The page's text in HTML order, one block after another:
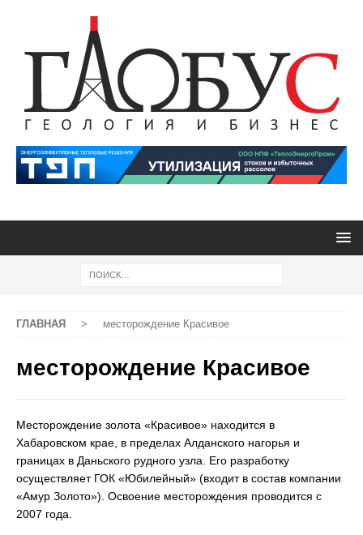
ГЛАВНАЯ > месторождение Красивое
месторождение Красивое
Месторождение золота «Красивое» находится в
Хабаровском крае, в пределах Алданского нагорья и
границах в Даньского рудного узла. Его разработку
осуществляет ГОК «Юбилейный» (входит в состав компании
«Амур Золото»). Освоение месторождения проводится с
2007 года.